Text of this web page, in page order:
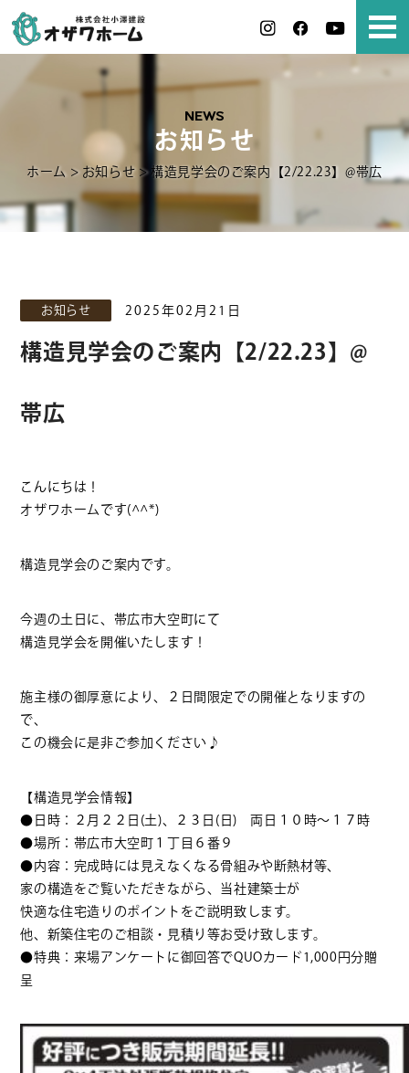
NEWS
お知らせ
ホーム > お知らせ > 構造見学会のご案内【2/22.23】@帯広
お知らせ 2025年02月21日
構造見学会のご案内【2/22.23】@
帯広
こんにちは！
オザワホームです(^^*)
構造見学会のご案内です。
今週の土日に、帯広市大空町にて
構造見学会を開催いたします！
施主様の御厚意により、２日間限定での開催となりますの
で、
この機会に是非ご参加ください♪
【構造見学会情報】
●日時：２月２２日(土)、２３日(日) 両日１０時～１７時
●場所：帯広市大空町１丁目６番９
●内容：完成時には見えなくなる骨組みや断熱材等、
家の構造をご覧いただきながら、当社建築士が
快適な住宅造りのポイントをご説明致します。
他、新築住宅のご相談・見積り等お受け致します。
●特典：来場アンケートに御回答でQUOカード1,000円分贈
呈